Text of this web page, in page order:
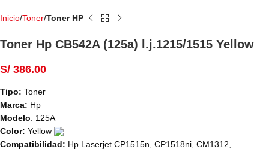
Inicio Toner Toner HP
Toner Hp CB542A (125a) l.j.1215/1515 Yellow
S/ 386.00
Tipo: Toner
Marca: Hp
Modelo: 125A
Color: Yellow
Compatibilidad: Hp Laserjet CP1515n, CP1518ni, CM1312,